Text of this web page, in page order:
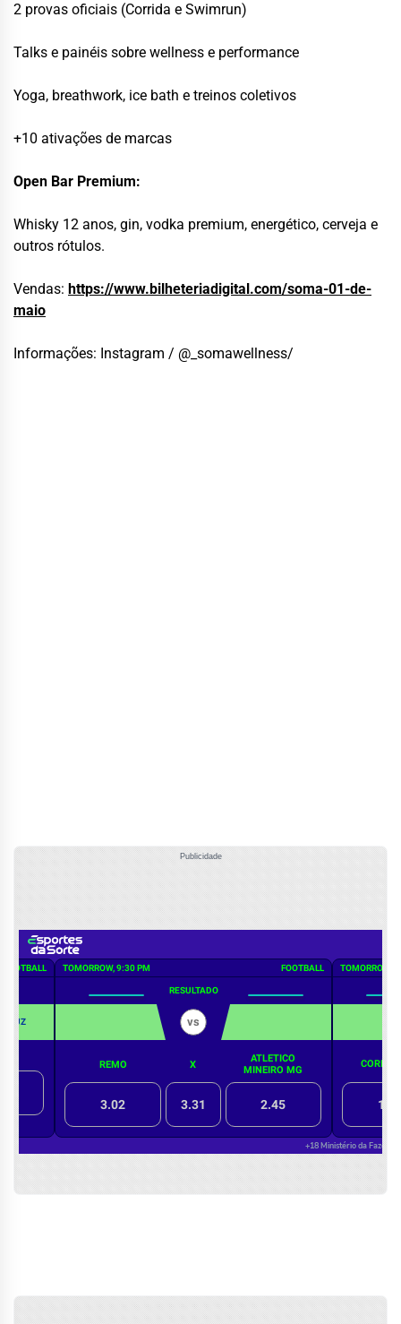
2 provas oficiais (Corrida e Swimrun)
Talks e painéis sobre wellness e performance
Yoga, breathwork, ice bath e treinos coletivos
+10 ativações de marcas
Open Bar Premium:
Whisky 12 anos, gin, vodka premium, energético, cerveja e
outros rótulos.
Vendas: https://www.bilheteriadigital.com/soma-01-de-
maio
Informações: Instagram / @_somawellness/
Publicidade